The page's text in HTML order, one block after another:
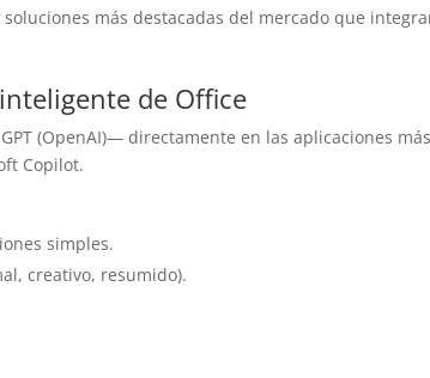
más destacadas del mercado que
de Office
(OpenAI)— directamente en las aplicaciones
Copilot.
simples.
creativo, resumido).